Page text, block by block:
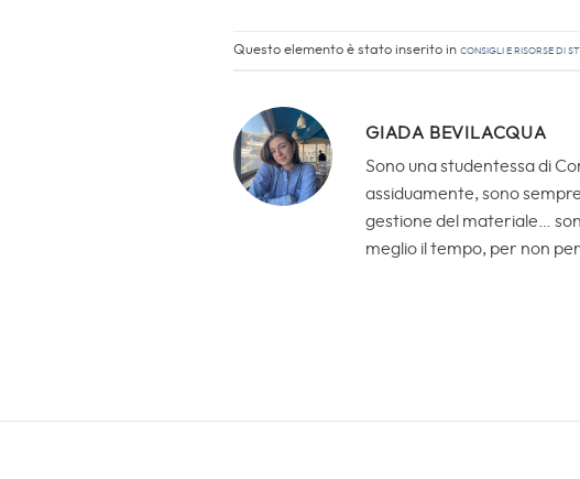
Questo elemento è stato inserito in Consigli e Risorse di
GIADA BEVILACQUA
Sono una studentessa di
assiduamente, sono
gestione del materiale…
meglio il tempo, per non